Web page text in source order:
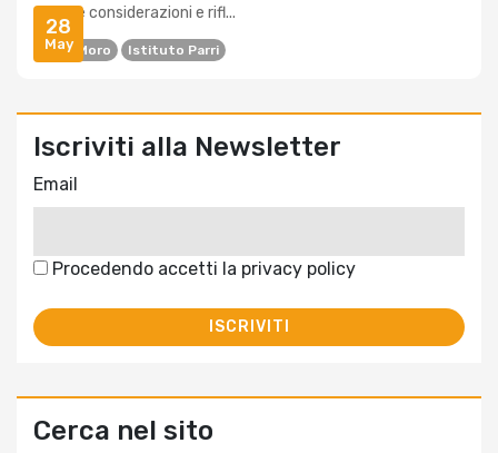
28
May
diverse considerazioni e rifl...
Caso Moro Istituto Parri
Iscriviti alla Newsletter
Email
Procedendo accetti la privacy policy
Cerca nel sito